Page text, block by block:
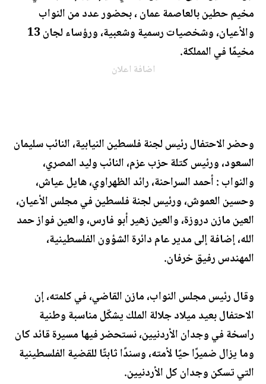
مخيم حطين بالعاصمة عمان ، بحضور عدد من النواب
والأعيان، وشخصيات رسمية وشعبية، ورؤساء لجان 13
مخيمًا في المملكة.
اضافة اعلان
وحضر الاحتفال رئيس لجنة فلسطين النيابية، النائب سليمان
السعود، ورئيس كتلة حزب عزم، النائب وليد المصري،
والنواب : أحمد السراحنة، رائد الظهراوي، هايل عياش،
وحسين العموش، ورئيس لجنة فلسطين في مجلس الأعيان،
العين مازن دروزة، والعين زهير أبو فارس، والعين فواز حمد
الله، إضافة إلى مدير عام دائرة الشؤون الفلسطينية،
المهندس رفيق خرفان.
وقال رئيس مجلس النواب، مازن القاضي، في كلمته، إن
الاحتفال بعيد ميلاد جلالة الملك يشكّل مناسبة وطنية
راسخة في وجدان الأردنيين، نستحضر فيها مسيرة قائد كان
وما يزال ضميرًا حيًا لأمته، وسندًا ثابتًا للقضية الفلسطينية
التي تسكن وجدان كل الأردنيين.